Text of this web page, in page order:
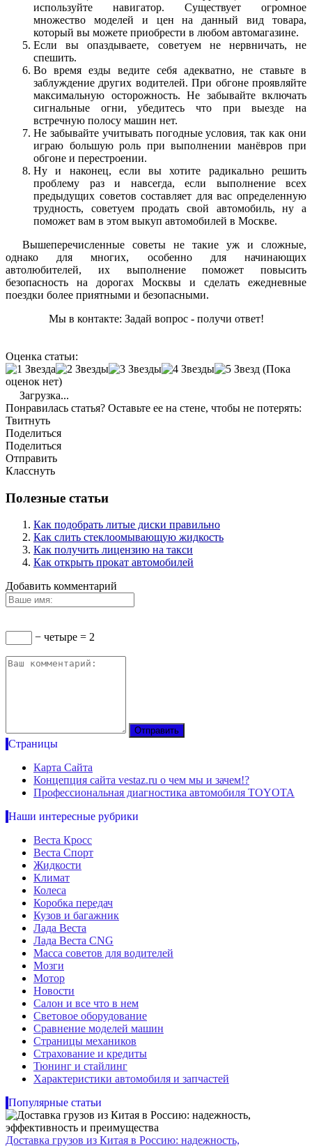
используйте навигатор. Существует огромное
множество моделей и цен на данный вид товара,
который вы можете приобрести в любом автомагазине.
Если вы опаздываете, советуем не нервничать, не
спешить.
Во время езды ведите себя адекватно, не ставьте в
заблуждение других водителей. При обгоне проявляйте
максимальную осторожность. Не забывайте включать
сигнальные огни, убедитесь что при выезде на
встречную полосу машин нет.
Не забывайте учитывать погодные условия, так как они
играю большую роль при выполнении манёвров при
обгоне и перестроении.
Ну и наконец, если вы хотите радикально решить
проблему раз и навсегда, если выполнение всех
предыдущих советов составляет для вас определенную
трудность, советуем продать свой автомобиль, ну а
поможет вам в этом выкуп автомобилей в Москве.
Вышеперечисленные советы не такие уж и сложные,
однако для многих, особенно для начинающих
автолюбителей, их выполнение поможет повысить
безопасность на дорогах Москвы и сделать ежедневные
поездки более приятными и безопасными.
Мы в контакте: Задай вопрос - получи ответ!
Оценка статьи:
(Пока
оценок нет)
Загрузка...
Понравилась статья? Оставьте ее на стене, чтобы не потерять:
Твитнуть
Поделиться
Поделиться
Отправить
Класснуть
Полезные статьи
Как подобрать литые диски правильно
Как слить стеклоомывающую жидкость
Как получить лицензию на такси
Как открыть прокат автомобилей
Добавить комментарий
− четыре = 2
Страницы
Карта Сайта
Концепция сайта vestaz.ru о чем мы и зачем!?
Профессиональная диагностика автомобиля TOYOTA
Наши интересные рубрики
Веста Кросс
Веста Спорт
Жидкости
Климат
Колеса
Коробка передач
Кузов и багажник
Лада Веста
Лада Веста CNG
Масса советов для водителей
Мозги
Мотор
Новости
Салон и все что в нем
Световое оборудование
Сравнение моделей машин
Страницы механиков
Страхование и кредиты
Тюнинг и стайлинг
Характеристики автомобиля и запчастей
Популярные статьи
Доставка грузов из Китая в Россию: надежность,